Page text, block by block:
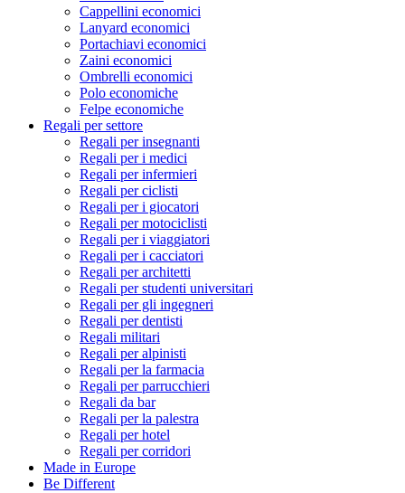
Cappellini economici
Lanyard economici
Portachiavi economici
Zaini economici
Ombrelli economici
Polo economiche
Felpe economiche
Regali per settore
Regali per insegnanti
Regali per i medici
Regali per infermieri
Regali per ciclisti
Regali per i giocatori
Regali per motociclisti
Regali per i viaggiatori
Regali per i cacciatori
Regali per architetti
Regali per studenti universitari
Regali per gli ingegneri
Regali per dentisti
Regali militari
Regali per alpinisti
Regali per la farmacia
Regali per parrucchieri
Regali da bar
Regali per la palestra
Regali per hotel
Regali per corridori
Made in Europe
Be Different